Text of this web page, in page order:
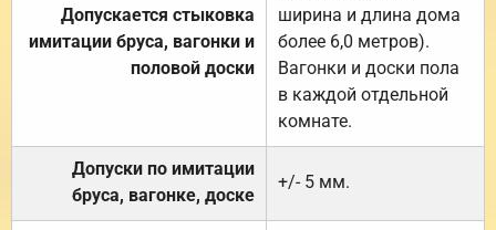
Допускается стыковка
имитации бруса, вагонки и
половой доски
ширина и длина дома
более 6,0 метров).
Вагонки и доски пола
в каждой отдельной
комнате.
Допуски по имитации
бруса, вагонке, доске
+/- 5 мм.